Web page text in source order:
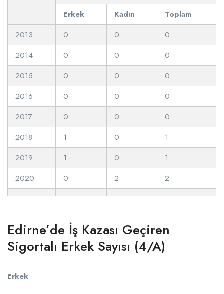
Erkek
Kadın
Toplam
2013
0 0
0
2014
0 0
0
2015
0 0
0
2016
0 0
0
2017
0 0
0
2018
1 0
1
2019
1 0
1
2020
0 2 2
Edirne’de İş Kazası Geçiren
Sigortalı Erkek Sayısı (4/A)
Erkek